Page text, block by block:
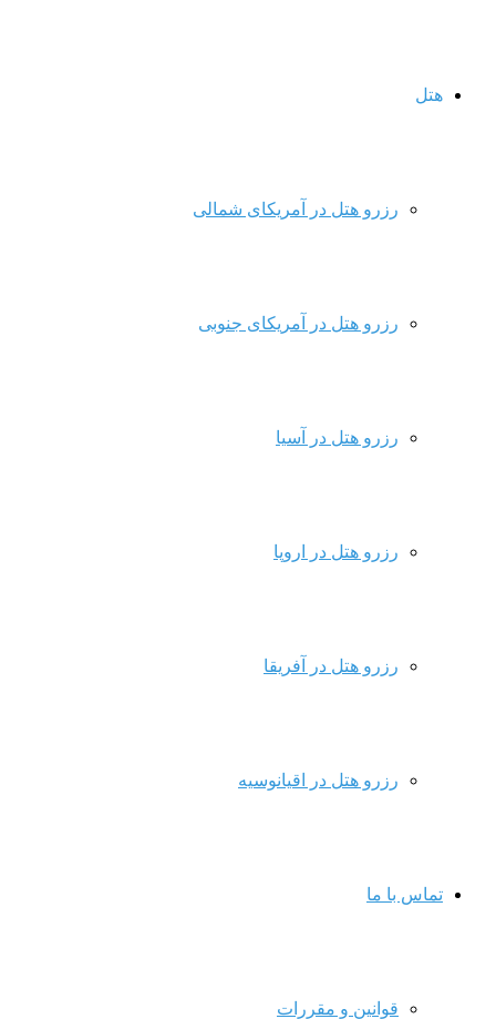
هتل
رزرو هتل در آمریکای شمالی
رزرو هتل در آمریکای جنوبی
رزرو هتل در آسیا
رزرو هتل در اروپا
رزرو هتل در آفریقا
رزرو هتل در اقیانوسیه
تماس با ما
قوانین و مقررات